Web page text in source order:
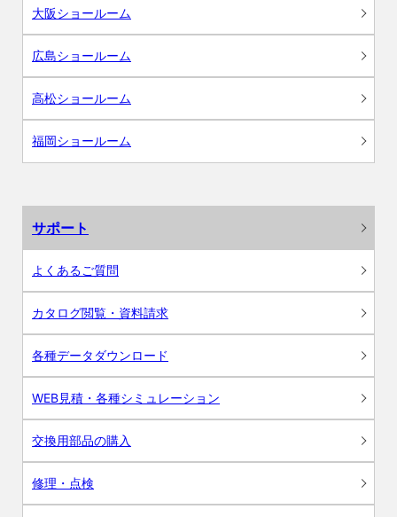
大阪ショールーム
広島ショールーム
高松ショールーム
福岡ショールーム
サポート
よくあるご質問
カタログ閲覧・資料請求
各種データダウンロード
WEB見積・各種シミュレーション
交換用部品の購入
修理・点検